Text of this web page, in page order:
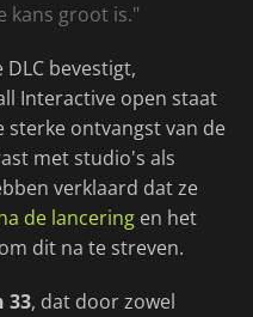
kans groot is."
bevestigt,
Interactive open staat
sterke ontvangst van de
met studio's als
verklaard dat ze
de lancering en het
dit na te streven.
33, dat door zowel